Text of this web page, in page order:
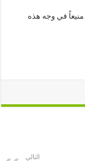
منيعاً في وجه هذه
التالي